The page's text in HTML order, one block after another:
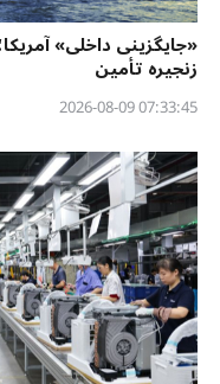
«جایگزینی داخلی»
زنجیره تأمین
07:33:45 2026-08-09